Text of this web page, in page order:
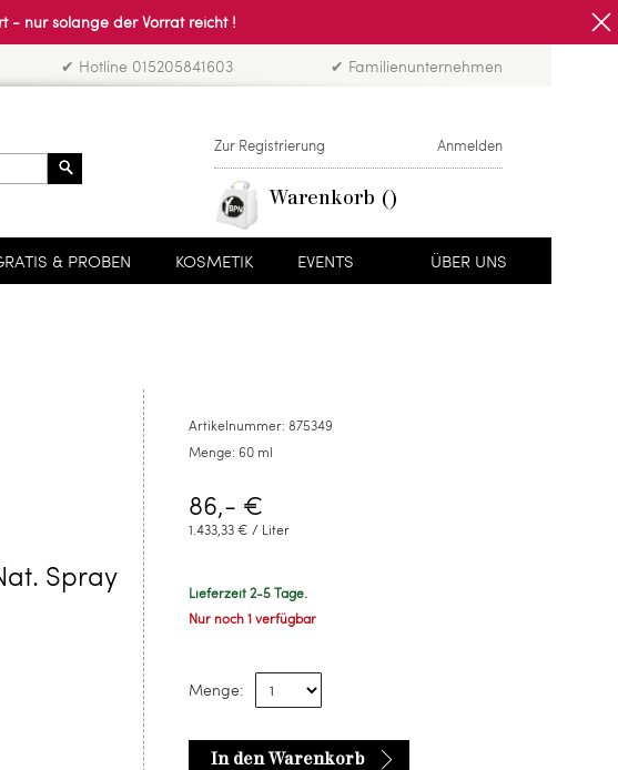
- nur solange der Vorrat reicht !
✔ Hotline 015205841603 ✔ Familienunternehmen
Zur Registrierung Anmelden
Warenkorb
& PROBEN KOSMETIK EVENTS ÜBER UNS
Spray
Artikelnummer: 875349
Menge: 60 ml
86,- €
1.433,33 € / Liter
Lieferzeit 2-5 Tage.
Nur noch 1 verfügbar
Menge:
In den Warenkorb